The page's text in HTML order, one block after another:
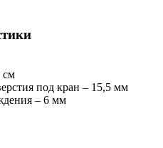
см
под кран – 15,5 мм
– 6 мм